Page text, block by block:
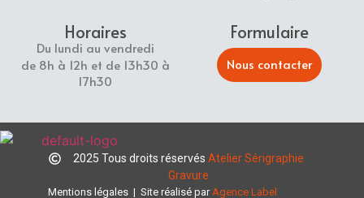
Horaires
Du lundi au vendredi
de 8h à 12h et de 13h30 à
17h30
Formulaire
Nous contacter
2025 Tous droits réservés Atelier Sérigraphie
Gravure
Mentions légales | Site réalisé par Agence Label